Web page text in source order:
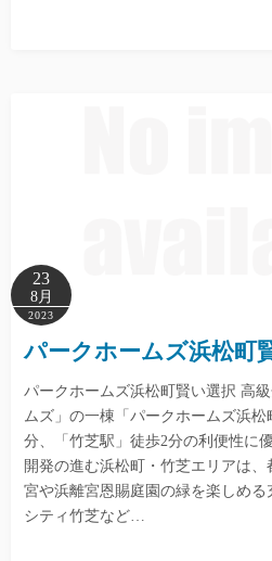
23
8月
2023
パークホームズ浜松町
パークホームズ浜松町賢い選択 高
ムズ」の一棟「パークホームズ浜
分、「竹芝駅」徒歩2分の利便性に
開発の進む浜松町・竹芝エリアは
宮や浜離宮恩賜庭園の緑を楽しめる
シティ竹芝など…